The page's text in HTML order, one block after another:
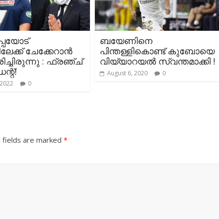
ചേക്കേറാൻ
: ഫ്രഞ്ച്
0
ബയേണിനെ
പിന്തള്ളികൊണ്ട് കുബോയെ
വിയ്യാറയൽ സ്വന്തമാക്കി !
August 6, 2020 0
fields are marked *